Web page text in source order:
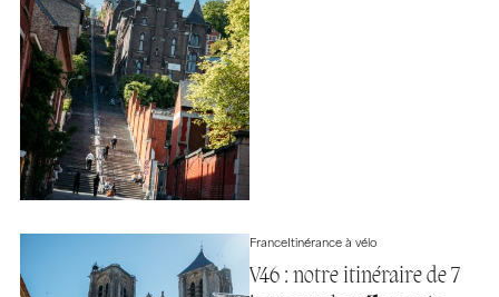
FranceItinérance à vélo
V46 : notre itinéraire de 7